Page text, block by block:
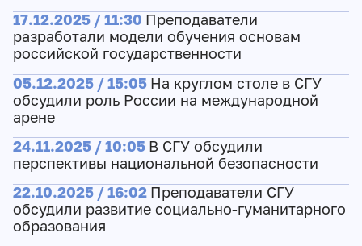
17.12.2025 / 11:30 Преподаватели
разработали модели обучения основам
российской государственности
05.12.2025 / 15:05 На круглом столе в СГУ
обсудили роль России на международной
арене
24.11.2025 / 10:05 В СГУ обсудили
перспективы национальной безопасности
22.10.2025 / 16:02 Преподаватели СГУ
обсудили развитие социально-гуманитарного
образования